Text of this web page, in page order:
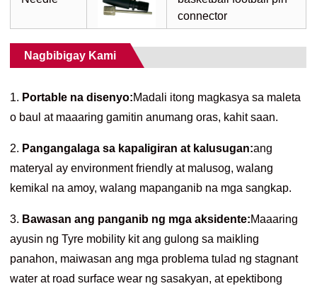
connector
Nagbibigay Kami
1. Portable na disenyo:Madali itong magkasya sa maleta
o baul at maaaring gamitin anumang oras, kahit saan.
2. Pangangalaga sa kapaligiran at kalusugan:ang
materyal ay environment friendly at malusog, walang
kemikal na amoy, walang mapanganib na mga sangkap.
3. Bawasan ang panganib ng mga aksidente:Maaaring
ayusin ng Tyre mobility kit ang gulong sa maikling
panahon, maiwasan ang mga problema tulad ng stagnant
water at road surface wear ng sasakyan, at epektibong